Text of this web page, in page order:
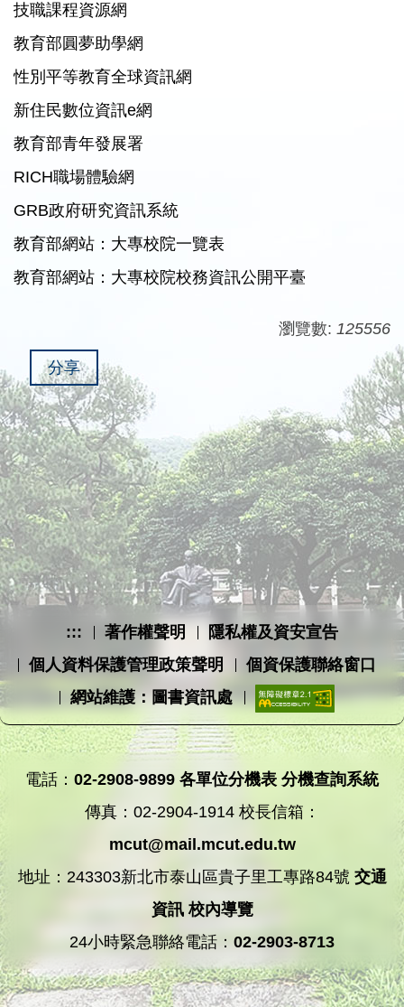
技職課程資源網
教育部圓夢助學網
性別平等教育全球資訊網
新住民數位資訊e網
教育部青年發展署
RICH職場體驗網
GRB政府研究資訊系統
教育部網站：大專校院一覽表
教育部網站：大專校院校務資訊公開平臺
瀏覽數: 125556
分享
::: 著作權聲明
隱私權及資安宣告
個人資料保護管理政策聲明
個資保護聯絡窗口
網站維護：圖書資訊處
電話： 02-2908-9899 各單位分機表 分機查詢系統
傳真：02-2904-1914 校長信箱：
mcut@mail.mcut.edu.tw
地址：243303新北市泰山區貴子里工專路84號 交通
資訊 校內導覽
24小時緊急聯絡電話： 02-2903-8713